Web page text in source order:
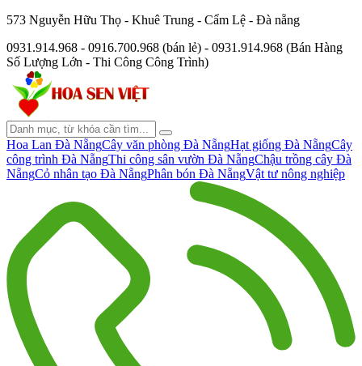
573 Nguyễn Hữu Thọ - Khuê Trung - Cẩm Lệ - Đà nẵng
0931.914.968 - 0916.700.968 (bán lẻ) - 0931.914.968 (Bán Hàng
Số Lượng Lớn - Thi Công Công Trình)
Hoa Lan Đà NẵngCây văn phòng Đà NẵngHạt giống Đà NẵngCây
công trình Đà NẵngThi công sân vườn Đà NẵngChậu trồng cây Đà
NẵngCỏ nhân tạo Đà NẵngPhân bón Đà NẵngVật tư nông nghiệp